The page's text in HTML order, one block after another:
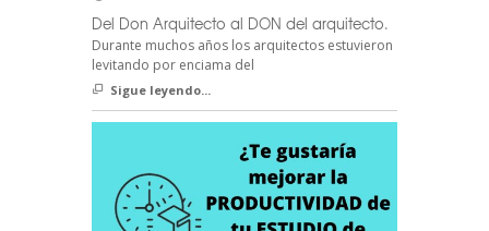
Del Don Arquitecto al DON del arquitecto.
Durante muchos años los arquitectos estuvieron
levitando por enciama del
Sigue leyendo...